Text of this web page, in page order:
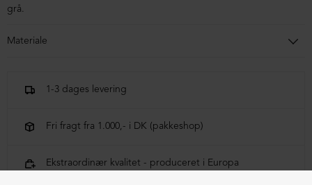
grå.
Materiale
1-3 dages levering
Fri fragt fra 1.000,- i DK (pakkeshop)
Ekstraordinær kvalitet - produceret i Europa